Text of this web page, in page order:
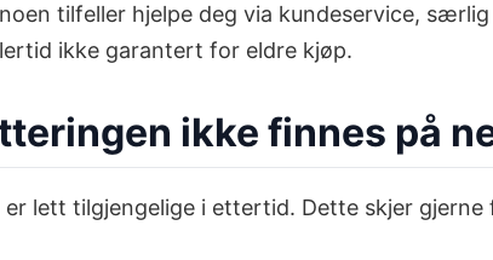
tilfeller hjelpe deg via kundeservice,
ikke garantert for eldre kjøp.
ikke finnes på
lett tilgjengelige i ettertid. Dette skjer gjerne